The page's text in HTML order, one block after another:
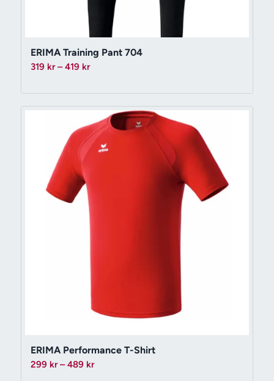
ERIMA Training Pant 704
319 kr – 419 krPrisintervall:
till
419 kr
ERIMA Performance T-Shirt
299 kr – 489 krPrisintervall: